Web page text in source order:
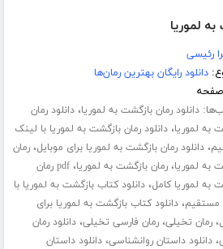
لموریا
رئیسی
دانلود رایگان بهترین رمان‌ها
دانلود رمان بازگشت به لموریا،دانلود رمان
به لموریا،دانلود رمان بازگشت به لموریا با لینک
،دانلود رمان بازگشت به لموریا برای موبایل،رمان
به لموریا،رمان بازگشت به لموریا،
pdf رمان
به لموریا کامل،دانلود کتاب بازگشت به لموریا با
مستقیم،دانلود کتاب بازگشت به لموریا برای
،رمان تخیلی،رمان فارسی تخیلی،دانلود رمان
،دانلود داستان روانشناسی،دانلود داستان